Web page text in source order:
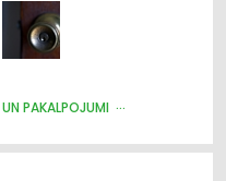
PAKALPOJUMI
TIRDZNIECĪBA